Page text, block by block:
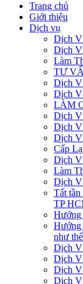
Trang chủ
Giới thiệu
Dịch vụ
Dịch
Dịch
Làm
TƯ
Dịch
Dịch
LÀM
Dịch
Dịch
Dịch
Cấp
Dịch
Làm
Dịch
Tất tần
TP
Hướng
Hướng
như
Dịch
Dịch
Dịch
Dịch